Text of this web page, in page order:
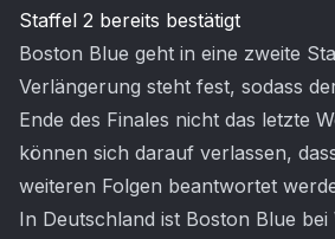
Staffel 2 bereits bestätigt
Boston Blue geht in eine zweite
Verlängerung steht fest, sodass
Ende des Finales nicht das letzte
können sich darauf verlassen,
weiteren Folgen beantwortet
In Deutschland ist Boston Blue bei